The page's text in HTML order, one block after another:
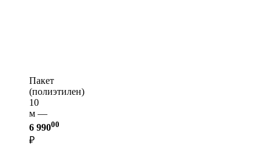
Пакет
(полиэтилен)
10
м —
6 99000
₽